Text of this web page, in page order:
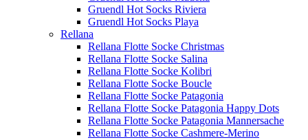
Gruendl Hot Socks Riviera
Gruendl Hot Socks Playa
Rellana
Rellana Flotte Socke Christmas
Rellana Flotte Socke Salina
Rellana Flotte Socke Kolibri
Rellana Flotte Socke Boucle
Rellana Flotte Socke Patagonia
Rellana Flotte Socke Patagonia Happy Dots
Rellana Flotte Socke Patagonia Mannersache
Rellana Flotte Socke Cashmere-Merino